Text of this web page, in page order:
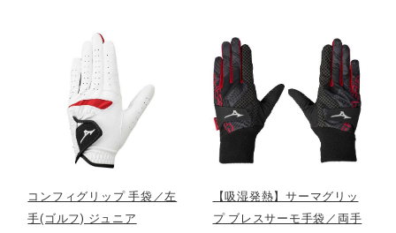
インナー
寝具／ミズノスリープ
アウトドア／レイン
コンフィグリップ 手袋／左
手(ゴルフ) ジュニア
【吸湿発熱】サーマグリッ
プ ブレスサーモ手袋／両手